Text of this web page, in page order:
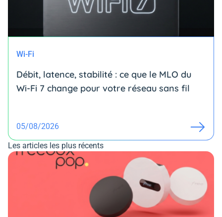
Wi-Fi
Débit, latence, stabilité : ce que le MLO du
Wi-Fi 7 change pour votre réseau sans fil
05/08/2026
Les articles les plus récents